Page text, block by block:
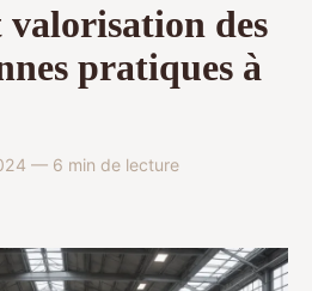
valorisation des
pratiques à
— 6 min de lecture